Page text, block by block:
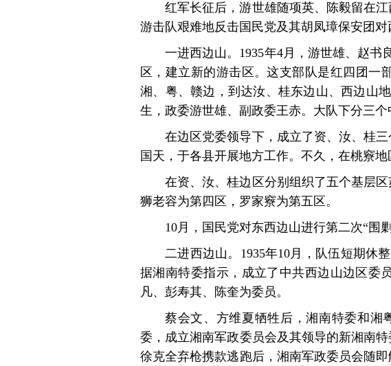
红军长征后，游世雄随项英、陈毅留在
游击队艰难地反击国民党及其胡凤璋保安团对
一进西边山。1935年4月，游世雄、赵
区，建立新的游击区。这支部队是红四团一
湘、粤、赣边，到达汝、桂东边山、西边山
生，政委游世雄、副政委王赤。大队下分三
在边区党委领导下，成立了资、汝、桂
国天，于各县开展地方工作。不久，在桃竂地
在资、汝、桂边区分别组织了五个基层
狮老容为第四区，罗家竂为第五区。
10月，国民党对东西边山进行第二次“围
二进西边山。1935年10月，队伍短期休
据湘南特委指示，成立了中共西边山边区委
凡、彭寿其、陈奎为委员。
蔡会文、方维夏牺牲后，湘南特委和湘
委，成立湘南军政委员会及其领导的新湘南
徐克全弃枪携款逃跑后，湘南军政委员会随